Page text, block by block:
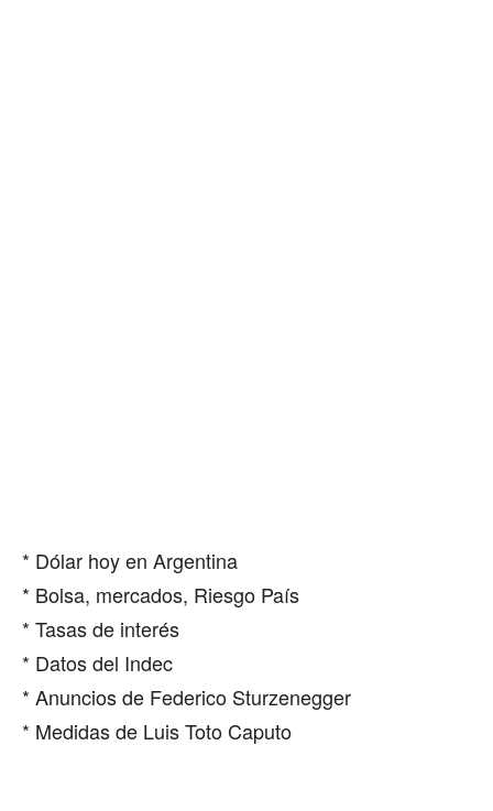
* Dólar hoy en Argentina
* Bolsa, mercados, Riesgo País
* Tasas de interés
* Datos del Indec
* Anuncios de Federico Sturzenegger
* Medidas de Luis Toto Caputo